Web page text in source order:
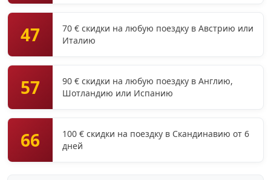
47
70 € скидки на любую поездку в Австрию или
Италию
57
90 € скидки на любую поездку в Англию,
Шотландию или Испанию
66
100 € скидки на поездку в Скандинавию от 6
дней